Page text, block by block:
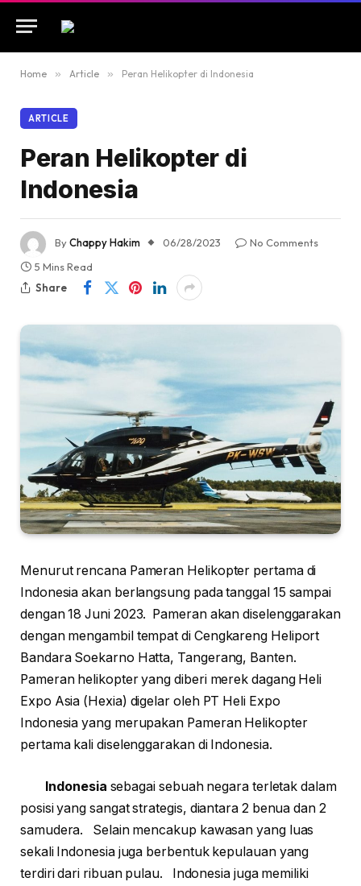
Home » Article » Peran Helikopter di Indonesia
ARTICLE
Peran Helikopter di
Indonesia
ByChappy Hakim 06/28/2023
No Comments
5 Mins Read
Share
Menurut rencana Pameran Helikopter pertama di
Indonesia akan berlangsung pada tanggal 15 sampai
dengan 18 Juni 2023. Pameran akan diselenggarakan
dengan mengambil tempat di Cengkareng Heliport
Bandara Soekarno Hatta, Tangerang, Banten.
Pameran helikopter yang diberi merek dagang Heli
Expo Asia (Hexia) digelar oleh PT Heli Expo
Indonesia yang merupakan Pameran Helikopter
pertama kali diselenggarakan di Indonesia.
Indonesia sebagai sebuah negara terletak dalam
posisi yang sangat strategis, diantara 2 benua dan 2
samudera. Selain mencakup kawasan yang luas
sekali Indonesia juga berbentuk kepulauan yang
terdiri dari ribuan pulau. Indonesia juga memiliki